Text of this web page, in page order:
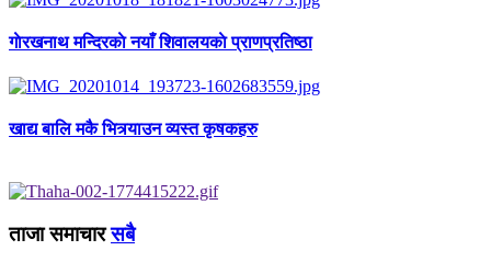
गाेरखनाथ मन्दिरकाे नयाँ शिवालयकाे प्राणप्रतिष्ठा
खाद्य बालि मकै भित्र्याउन व्यस्त कृषकहरु
ताजा समाचार सबै